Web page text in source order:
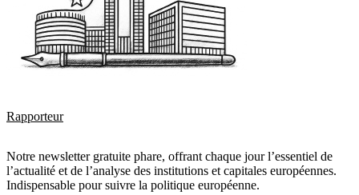
Rapporteur
Notre newsletter gratuite phare, offrant chaque jour l’essentiel de
l’actualité et de l’analyse des institutions et capitales européennes.
Indispensable pour suivre la politique européenne.